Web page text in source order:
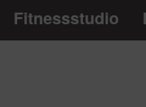
Fitnessstudio